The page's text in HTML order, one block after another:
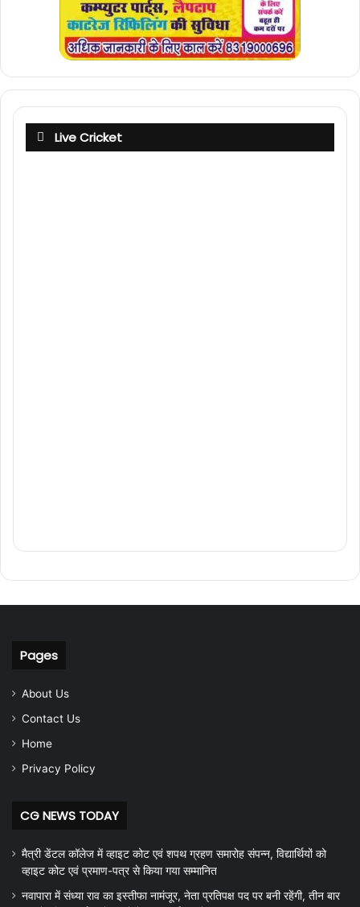
Live Cricket
Pages
About Us
Contact Us
Home
Privacy Policy
CG NEWS TODAY
मैत्री डेंटल कॉलेज में व्हाइट कोट एवं शपथ ग्रहण समारोह संपन्न, विद्यार्थियों को
व्हाइट कोट एवं प्रमाण-पत्र से किया गया सम्मानित
नवापारा में संध्या राव का इस्तीफा नामंजूर, नेता प्रतिपक्ष पद पर बनी रहेंगी, तीन बार